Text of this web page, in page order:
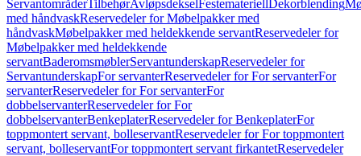
ServantområderTilbehørAvløpsdekselFestemateriellDekorblending
med håndvaskReservedeler for Møbelpakker med
håndvaskMøbelpakker med heldekkende servantReservedeler for
Møbelpakker med heldekkende
servantBaderomsmøblerServantunderskapReservedeler for
ServantunderskapFor servanterReservedeler for For servanterFor
servanterReservedeler for For servanterFor
dobbelservanterReservedeler for For
dobbelservanterBenkeplaterReservedeler for BenkeplaterFor
toppmontert servant, bolleservantReservedeler for For toppmontert
servant, bolleservantFor toppmontert servant firkantetReservedeler